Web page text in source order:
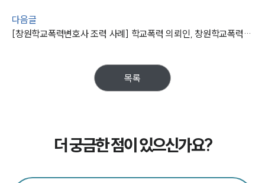
다음글
[창원학교폭력변호사 조력 사례] 학교폭력 의뢰인, 창원학교폭력변호사 조력으로 처벌 방어 성공
목록
더 궁금한 점이 있으신가요?